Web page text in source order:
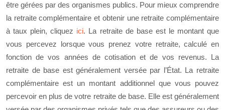
être gérées par des organismes publics. Pour mieux comprendre
la retraite complémentaire et obtenir une retraite complémentaire
à taux plein, cliquez ici. La retraite de base est le montant que
vous percevez lorsque vous prenez votre retraite, calculé en
fonction de vos années de cotisation et de vos revenus. La
retraite de base est généralement versée par l’État. La retraite
complémentaire est un montant additionnel que vous pouvez
percevoir en plus de votre retraite de base. Elle est généralement